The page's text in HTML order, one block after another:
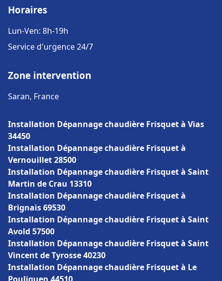
Horaires
Lun-Ven: 8h-19h
Service d'urgence 24/7
Zone intervention
Saran, France
Installation Dépannage chaudière Frisquet à Vias
34450
Installation Dépannage chaudière Frisquet à
Vernouillet 28500
Installation Dépannage chaudière Frisquet à Saint
Martin de Crau 13310
Installation Dépannage chaudière Frisquet à
Brignais 69530
Installation Dépannage chaudière Frisquet à Saint
Avold 57500
Installation Dépannage chaudière Frisquet à Saint
Vincent de Tyrosse 40230
Installation Dépannage chaudière Frisquet à Le